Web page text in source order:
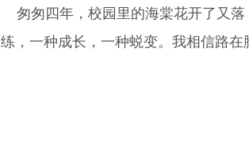
匆匆四年，校园里的海棠花开了又落
练，一种成长，一种蜕变。我相信路